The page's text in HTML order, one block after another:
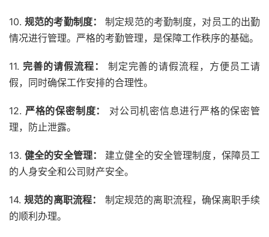
10.规范的考勤制度：
制定规范的考勤制度，对员工的出勤
情况进行管理。严格的考勤管理，是保障工作秩序的基础。
11. 完善的请假流程：
制定完善的请假流程，方便员工请
假，同时确保工作安排的合理性。
12. 严格的保密制度：
对公司机密信息进行严格的保密管
理，防止泄露。
13.健全的安全管理：
建立健全的安全管理制度，保障员工
的人身安全和公司财产安全。
14.规范的离职流程：
制定规范的离职流程，确保离职手续
的顺利办理。